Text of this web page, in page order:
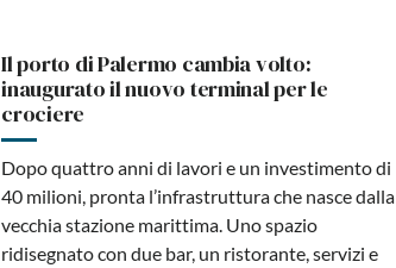
Il porto di Palermo cambia volto:
inaugurato il nuovo terminal per le
crociere
Dopo quattro anni di lavori e un investimento di
40 milioni, pronta l’infrastruttura che nasce dalla
vecchia stazione marittima. Uno spazio
ridisegnato con due bar, un ristorante, servizi e